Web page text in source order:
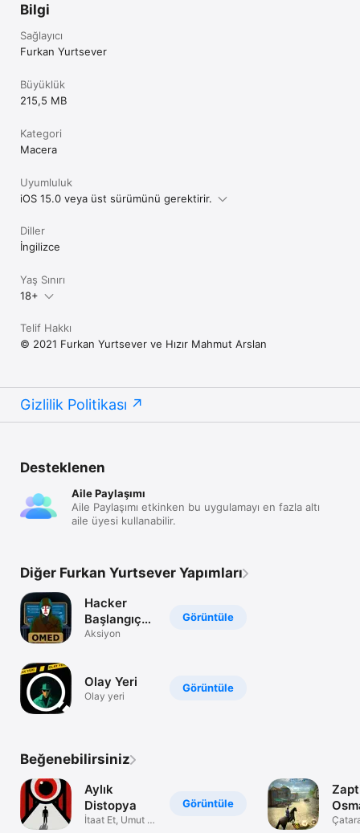
Bilgi
Sağlayıcı
Furkan Yurtsever
Büyüklük
215,5 MB
Kategori
Macera
Uyumluluk
iOS 15.0 veya üst sürümünü gerektirir.
Diller
İngilizce
Yaş Sınırı
18+
Telif Hakkı
© 2021 Furkan Yurtsever ve Hızır Mahmut Arslan
Gizlilik Politikası
Desteklenen
Aile Paylaşımı
Aile Paylaşımı etkinken bu uygulamayı en fazla altı
aile üyesi kullanabilir.
Diğer Furkan Yurtsever Yapımları
Görüntüle
Hacker
Başlangıç
Omed
Aksiyon
Görüntüle
Olay Yeri
Olay yeri
Beğenebilirsiniz
Görüntüle
Aylık
Distopya
İtaat Et, Umut Et